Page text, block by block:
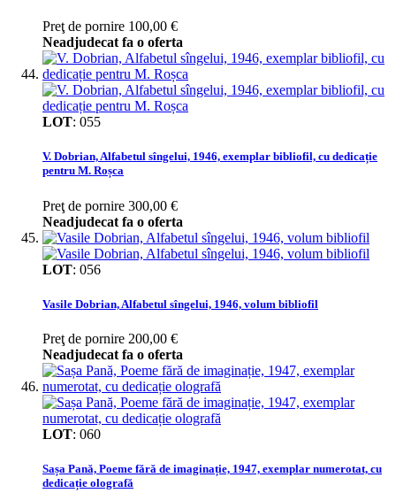
Preţ de pornire 100,00 €
Neadjudecat fa o oferta
LOT: 055
V. Dobrian, Alfabetul sîngelui, 1946, exemplar bibliofil, cu dedicație
pentru M. Roșca
Preţ de pornire 300,00 €
Neadjudecat fa o oferta
LOT: 056
Vasile Dobrian, Alfabetul sîngelui, 1946, volum bibliofil
Preţ de pornire 200,00 €
Neadjudecat fa o oferta
LOT: 060
Sașa Pană, Poeme fără de imaginație, 1947, exemplar numerotat, cu
dedicație olografă